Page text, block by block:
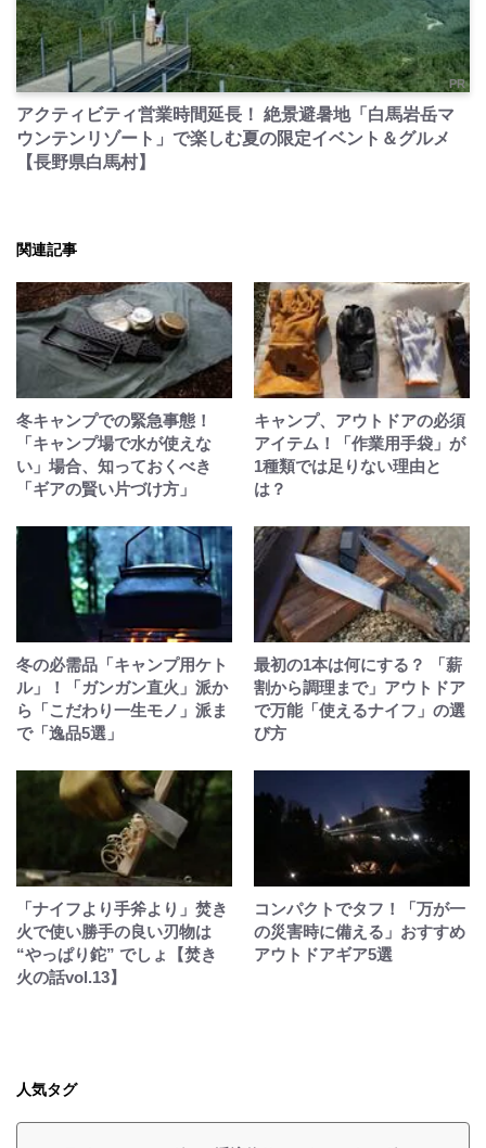
PR
アクティビティ営業時間延長！ 絶景避暑地「白馬岩岳マ
ウンテンリゾート」で楽しむ夏の限定イベント＆グルメ
【長野県白馬村】
関連記事
冬キャンプでの緊急事態！
「キャンプ場で水が使えな
い」場合、知っておくべき
「ギアの賢い片づけ方」
キャンプ、アウトドアの必須
アイテム！「作業用手袋」が
1種類では足りない理由と
は？
冬の必需品「キャンプ用ケト
ル」！「ガンガン直火」派か
ら「こだわり一生モノ」派ま
で「逸品5選」
最初の1本は何にする？ 「薪
割から調理まで」アウトドア
で万能「使えるナイフ」の選
び方
「ナイフより手斧より」焚き
火で使い勝手の良い刃物は
“やっぱり鉈” でしょ【焚き
火の話vol.13】
コンパクトでタフ！「万が一
の災害時に備える」おすすめ
アウトドアギア5選
人気タグ